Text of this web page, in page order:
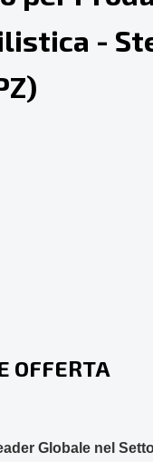
-
OFFERTA
Globale nel